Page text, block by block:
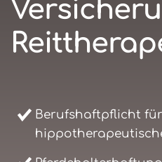
Berufshaftpflicht für